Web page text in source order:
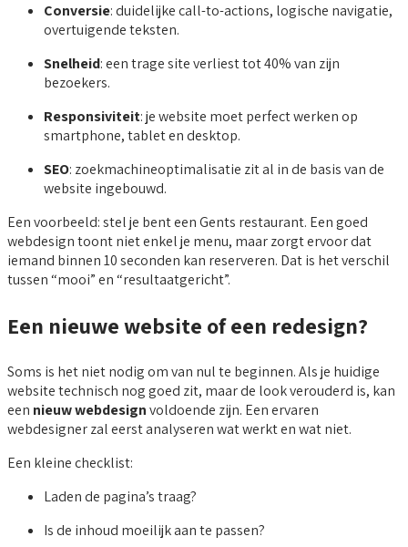
Conversie: duidelijke call-to-actions, logische navigatie,
overtuigende teksten.
Snelheid: een trage site verliest tot 40% van zijn
bezoekers.
Responsiviteit: je website moet perfect werken op
smartphone, tablet en desktop.
SEO: zoekmachineoptimalisatie zit al in de basis van de
website ingebouwd.
Een voorbeeld: stel je bent een Gents restaurant. Een goed
webdesign toont niet enkel je menu, maar zorgt ervoor dat
iemand binnen 10 seconden kan reserveren. Dat is het verschil
tussen “mooi” en “resultaatgericht”.
Een nieuwe website of een redesign?
Soms is het niet nodig om van nul te beginnen. Als je huidige
website technisch nog goed zit, maar de look verouderd is, kan
een nieuw webdesignvoldoende zijn. Een ervaren
webdesigner zal eerst analyseren wat werkt en wat niet.
Een kleine checklist:
Laden de pagina’s traag?
Is de inhoud moeilijk aan te passen?